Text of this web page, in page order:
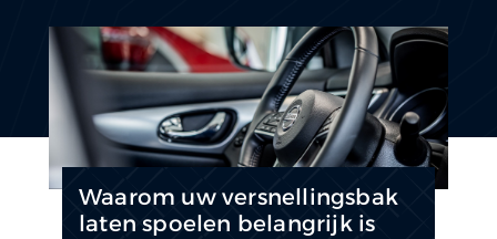
Waarom uw versnellingsbak
laten spoelen belangrijk is